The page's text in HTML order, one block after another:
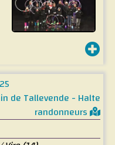
de Tallevende - Halte
randonneurs